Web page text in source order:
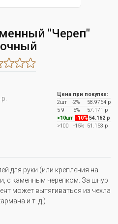
"Череп"
Цена при покупке:
2шт
-2%
58.9764 р
5-9
-5%
57.171 р
>10шт -10% 54.162 р
>100
-15% 51.153 р
для руки (или крепления на
с каменным черепком. За шнур
может вытягиваться из чехла
и т. д.)